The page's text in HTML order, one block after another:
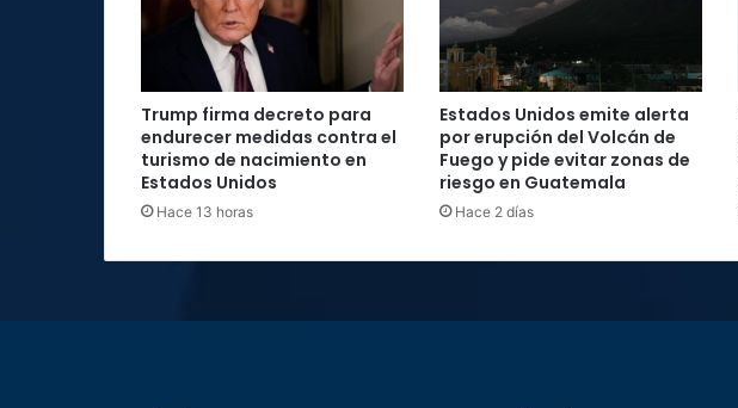
Trump firma decreto para
endurecer medidas contra el
turismo de nacimiento en
Estados Unidos
Hace 13 horas
Estados Unidos emite alerta
por erupción del Volcán de
Fuego y pide evitar zonas de
riesgo en Guatemala
Hace 2 días